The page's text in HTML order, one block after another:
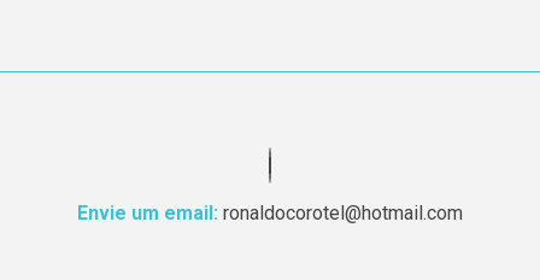
Envie um email: ronaldocorotel@hotmail.com